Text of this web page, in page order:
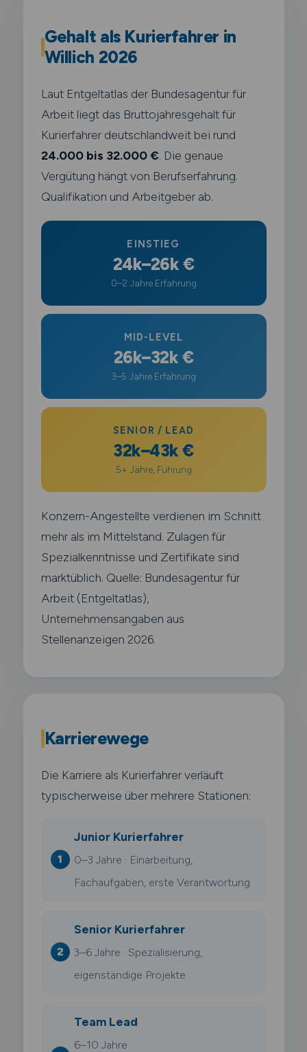
Gehalt als Kurierfahrer in
Willich 2026
Laut Entgeltatlas der Bundesagentur für
Arbeit liegt das Bruttojahresgehalt für
Kurierfahrer deutschlandweit bei rund
24.000 bis 32.000 €. Die genaue
Vergütung hängt von Berufserfahrung.
Qualifikation und Arbeitgeber ab.
EINSTIEG
24k–26k €
0–2 Jahre Erfahrung
MID-LEVEL
26k–32k €
3–5 Jahre Erfahrung
SENIOR / LEAD
32k–43k €
5+ Jahre, Führung
Konzern-Angestellte verdienen im Schnitt
mehr als im Mittelstand. Zulagen für
Spezialkenntnisse und Zertifikate sind
marktüblich. Quelle: Bundesagentur für
Arbeit (Entgeltatlas),
Unternehmensangaben aus
Stellenanzeigen 2026.
Karrierewege
Die Karriere als Kurierfahrer verläuft
typischerweise über mehrere Stationen:
Junior Kurierfahrer
0–3 Jahre · Einarbeitung,
Fachaufgaben, erste Verantwortung
Senior Kurierfahrer
3–6 Jahre · Spezialisierung,
eigenständige Projekte
Team Lead
6–10 Jahre ·